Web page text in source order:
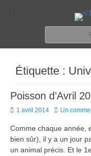
Pour les nymphos
Étiquette :
Poisson d’Avril
Posted
1 avril 2014 Un
Comme chaque année,
bien sûr), il y a un jour
un animal précis. Et le